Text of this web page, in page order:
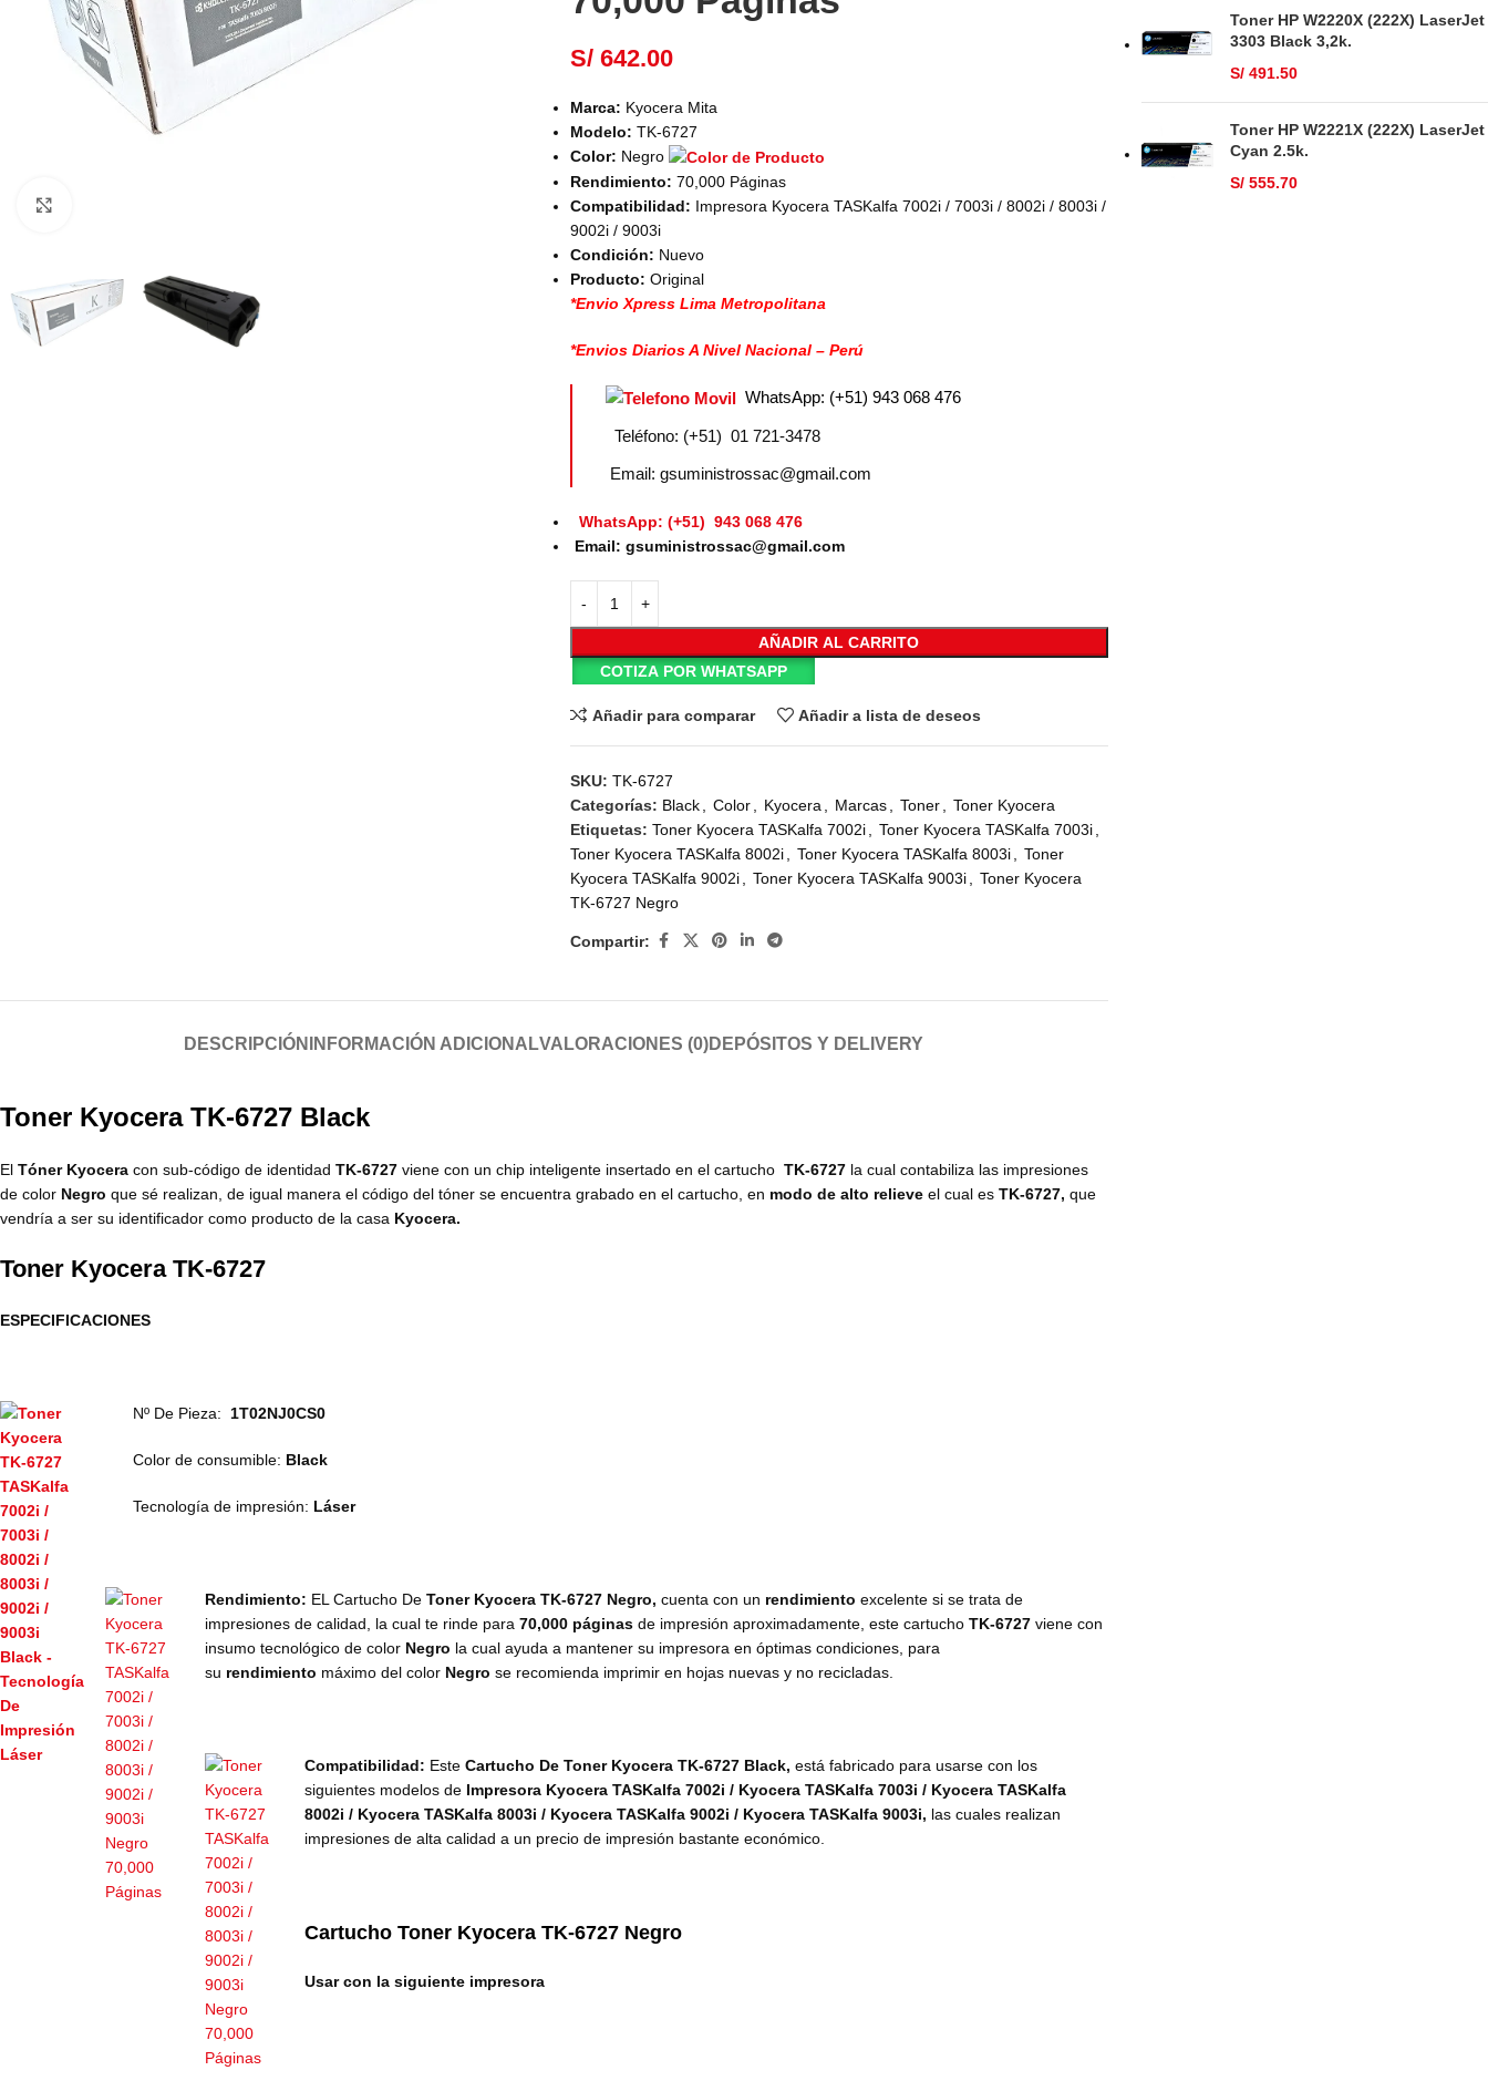
S/ 642.00
Marca: Kyocera Mita
Modelo:TK-6727
Color: Negro
Rendimiento:70,000 Páginas
Compatibilidad: Impresora Kyocera TASKalfa 7002i / 7003i / 8002i / 8003i /
9002i / 9003i
Condición: Nuevo
Producto: Original
*Envio Xpress Lima Metropolitana
*Envios Diarios A Nivel Nacional – Perú
WhatsApp: (+51) 943 068 476
Teléfono: (+51) 01 721-3478
Email: gsuministrossac@gmail.com
WhatsApp: (+51) 943 068 476
Email: gsuministrossac@gmail.com
AÑADIR AL CARRITO
COTIZA POR WHATSAPP
Añadir para comparar Añadir a lista de deseos
SKU:TK-6727
Categorías: Black, Color, Kyocera, Marcas, Toner, Toner Kyocera
Etiquetas: Toner Kyocera TASKalfa 7002i, Toner Kyocera TASKalfa 7003i,
Toner Kyocera TASKalfa 8002i, Toner Kyocera TASKalfa 8003i, Toner
Kyocera TASKalfa 9002i, Toner Kyocera TASKalfa 9003i, Toner Kyocera
TK-6727 Negro
Compartir:
DESCRIPCIÓN INFORMACIÓN ADICIONALVALORACIONES (0)DEPÓSITOS Y DELIVERY
Toner Kyocera TK-6727 Black
El Tóner Kyocera con sub-código de identidad TK-6727 viene con un chip inteligente insertado en el cartucho TK-6727 la cual contabiliza las impresiones
de color Negro que sé realizan, de igual manera el código del tóner se encuentra grabado en el cartucho, en modo de alto relieve el cual es TK-6727, que
vendría a ser su identificador como producto de la casa Kyocera.
Toner Kyocera TK-6727
ESPECIFICACIONES
Nº De Pieza: ‎ 1T02NJ0CS0
Color de consumible: Black
Tecnología de impresión: Láser
Rendimiento: EL Cartucho De Toner Kyocera TK-6727 Negro, cuenta con un rendimiento excelente si se trata de
impresiones de calidad, la cual te rinde para 70,000 páginas de impresión aproximadamente, este cartucho TK-6727 viene con
insumo tecnológico de color Negro la cual ayuda a mantener su impresora en óptimas condiciones, para
su rendimiento máximo del color Negro se recomienda imprimir en hojas nuevas y no recicladas.
Compatibilidad: Este Cartucho De Toner Kyocera TK-6727 Black, está fabricado para usarse con los
siguientes modelos de Impresora Kyocera TASKalfa 7002i / Kyocera TASKalfa 7003i / Kyocera TASKalfa
8002i / Kyocera TASKalfa 8003i / Kyocera TASKalfa 9002i / Kyocera TASKalfa 9003i, las cuales realizan
impresiones de alta calidad a un precio de impresión bastante económico.
Cartucho Toner Kyocera TK-6727 Negro
Usar con la siguiente impresora
Toner HP W2220X (222X) LaserJet
3303 Black 3,2k.
S/491.50
Toner HP W2221X (222X) LaserJet
Cyan 2.5k.
S/555.70